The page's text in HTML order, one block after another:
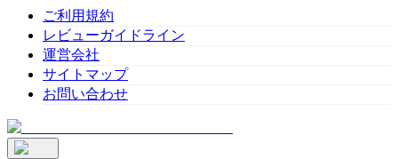
ご利用規約
レビューガイドライン
運営会社
サイトマップ
お問い合わせ